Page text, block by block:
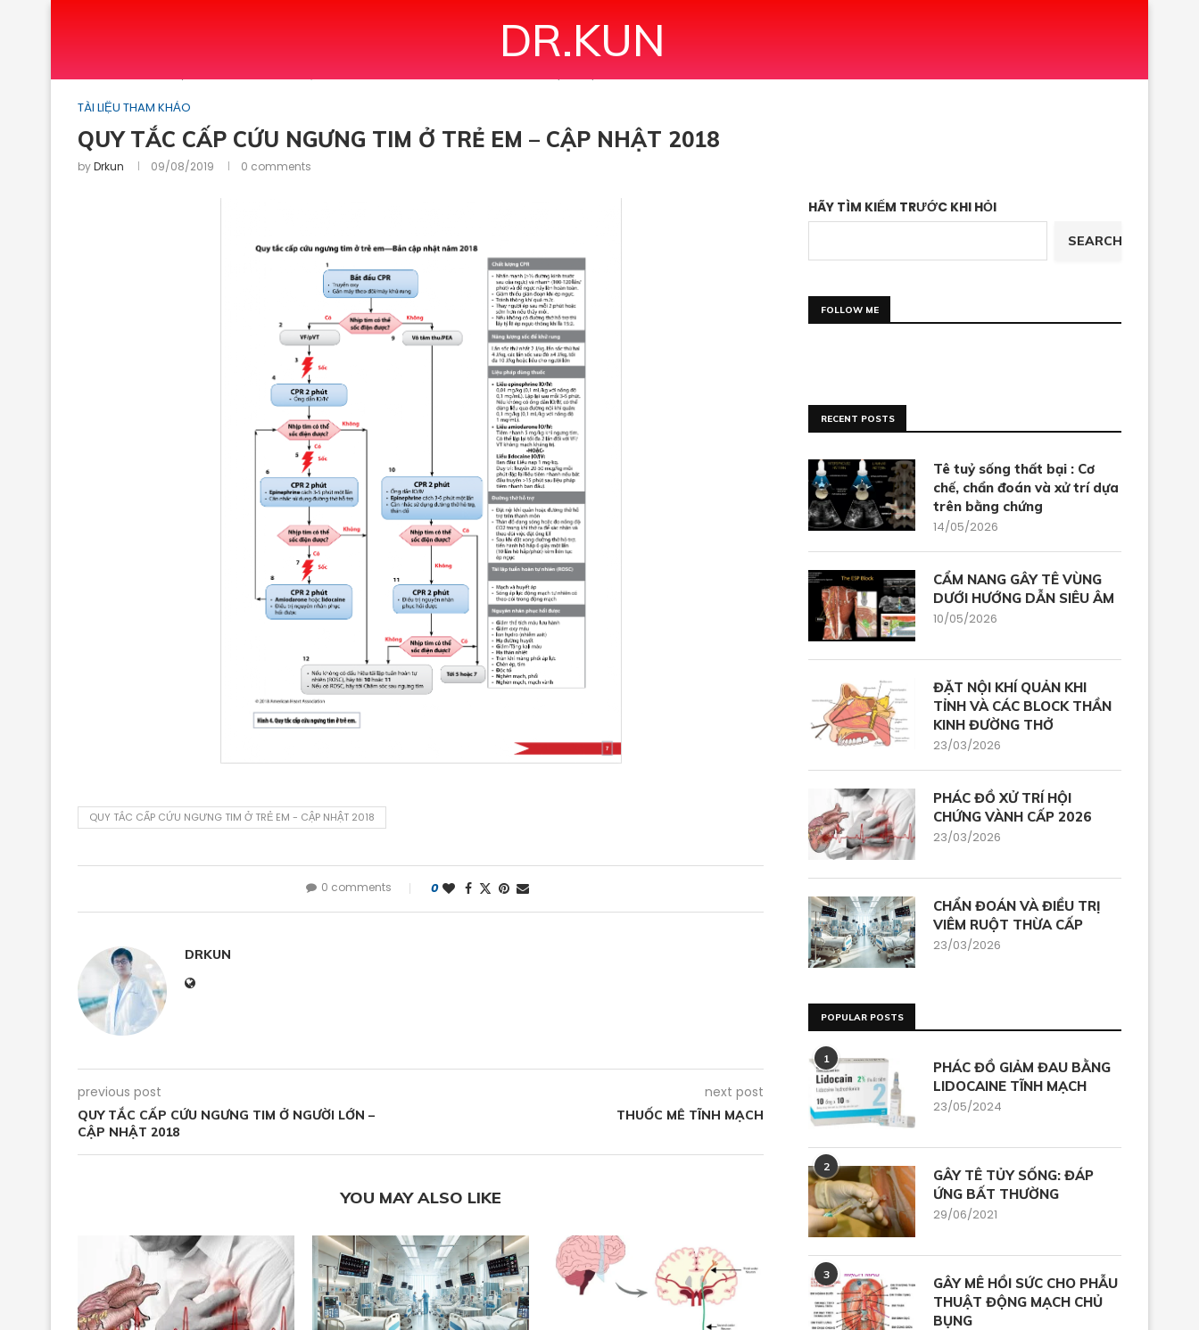
DR.KUN
TÀI LIỆU THAM KHẢO
QUY TẮC CẤP CỨU NGƯNG TIM Ở TRẺ EM – CẬP NHẬT 2018
byDrkun 09/08/2019 0 comments
QUY TẮC CẤP CỨU NGƯNG TIM Ở TRẺ EM - CẬP NHẬT 2018
0 comments 0
DRKUN
previous post
QUY TẮC CẤP CỨU NGƯNG TIM Ở NGƯỜI LỚN –
CẬP NHẬT 2018
next post
THUỐC MÊ TĨNH MẠCH
YOU MAY ALSO LIKE
HÃY TÌM KIẾM TRƯỚC KHI HỎI
SEARCH
FOLLOW ME
RECENT POSTS
Tê tuỷ sống thất bại : Cơ
chế, chẩn đoán và xử trí dựa
trên bằng chứng
14/05/2026
CẨM NANG GÂY TÊ VÙNG
DƯỚI HƯỚNG DẪN SIÊU ÂM
10/05/2026
ĐẶT NỘI KHÍ QUẢN KHI
TỈNH VÀ CÁC BLOCK THẦN
KINH ĐƯỜNG THỞ
23/03/2026
PHÁC ĐỒ XỬ TRÍ HỘI
CHỨNG VÀNH CẤP 2026
23/03/2026
CHẨN ĐOÁN VÀ ĐIỀU TRỊ
VIÊM RUỘT THỪA CẤP
23/03/2026
POPULAR POSTS
1
PHÁC ĐỒ GIẢM ĐAU BẰNG
LIDOCAINE TĨNH MẠCH
23/05/2024
2
GÂY TÊ TỦY SỐNG: ĐÁP
ỨNG BẤT THƯỜNG
29/06/2021
3
GÂY MÊ HỒI SỨC CHO PHẪU
THUẬT ĐỘNG MẠCH CHỦ
BỤNG